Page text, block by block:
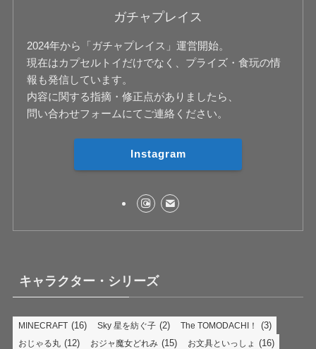
ガチャプレイス
2024年から「ガチャプレイス」運営開始。
現在はカプセルトイだけでなく、プライズ・食玩の情
報も発信しています。
内容に関する指摘・修正点がありましたら、
問い合わせフォームにてご連絡ください。
Instagram
キャラクター・シリーズ
MINECRAFT (16) Sky 星を紡ぐ子 (2) The TOMODACHI！ (3)
おじゃる丸 (12) おジャ魔女どれみ (15) お文具といっしょ (16)